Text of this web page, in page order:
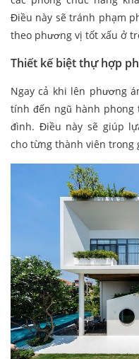
Điều này sẽ tránh phạm
theo phương vị tốt xấu ở
Thiết kế biệt thự hợp
Ngay cả khi lên phương
tính đến ngũ hành phong
đình. Điều này sẽ giúp
cho từng thành viên trong